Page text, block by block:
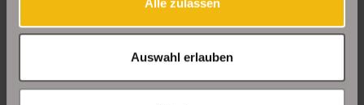
Auswahl erlauben
Große Etagenwohnung mit 2 Balkonen in Erfurt
Daberstedt
Schöne Erdgeschosswohnung mit Balkon in